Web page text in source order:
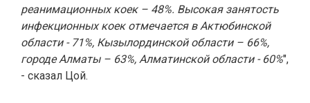
реанимационных коек – 48%. Высокая занятость
инфекционных коек отмечается в Актюбинской
области - 71%, Кызылординской области – 66%,
городе Алматы – 63%, Алматинской области - 60%",
- сказал Цой.